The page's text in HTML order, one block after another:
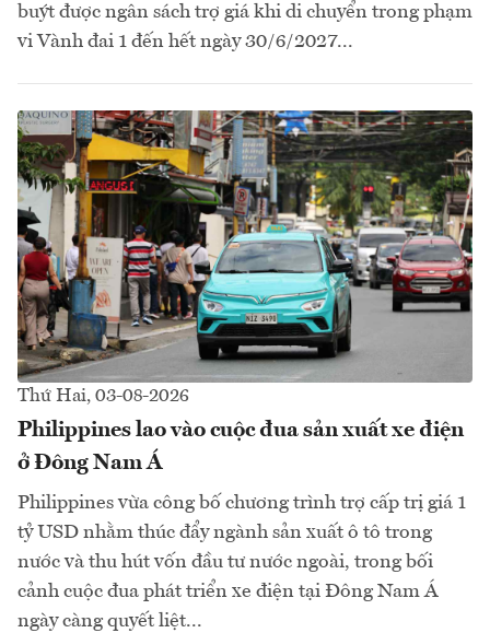
buýt được ngân sách trợ giá khi di chuyển trong phạm
vi Vành đai 1 đến hết ngày 30/6/2027...
Thứ Hai, 03-08-2026
Philippines lao vào cuộc đua sản xuất xe điện
ở Đông Nam Á
Philippines vừa công bố chương trình trợ cấp trị giá 1
tỷ USD nhằm thúc đẩy ngành sản xuất ô tô trong
nước và thu hút vốn đầu tư nước ngoài, trong bối
cảnh cuộc đua phát triển xe điện tại Đông Nam Á
ngày càng quyết liệt...